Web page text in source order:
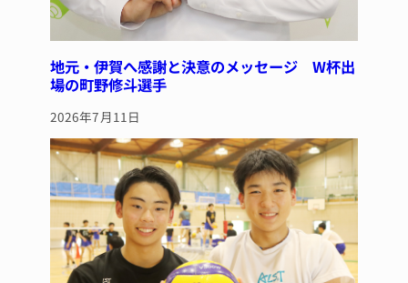
地元・伊賀へ感謝と決意のメッセージ W杯出
場の町野修斗選手
2026年7月11日